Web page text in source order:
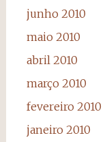
junho 2010
maio 2010
abril 2010
março 2010
fevereiro 2010
janeiro 2010